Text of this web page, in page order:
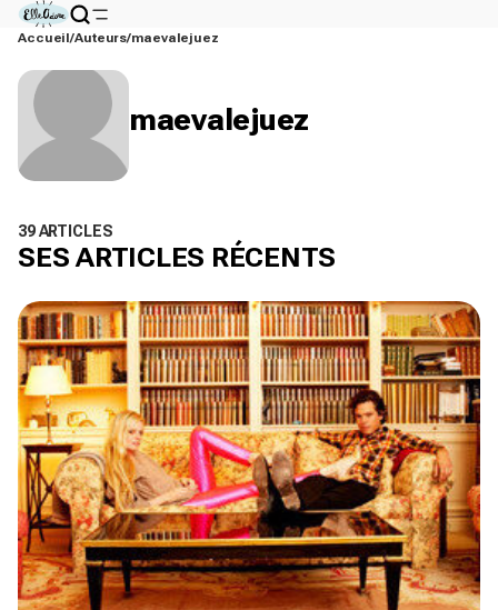
Accueil Auteurs maevalejuez
maevalejuez
39 ARTICLES
SES ARTICLES RÉCENTS